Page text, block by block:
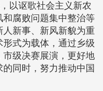
以讴歌社会主义新农
腐败问题集中整治等
新事、新风新貌为重
式为载体，通过乡级
级决赛展演，更好地
同时，努力推动中国